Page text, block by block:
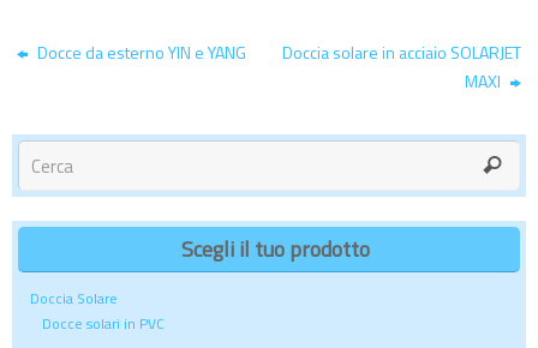
Docce da esterno YIN e YANG
Doccia solare in acciaio SOLARJET
MAXI
Scegli il tuo prodotto
Doccia Solare
Docce solari in PVC